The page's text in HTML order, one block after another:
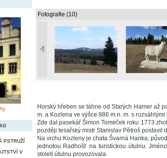
PSTRUŽÍ
V
Fotografie (10)
Horský hřeben se táhne od Starých Hamer až
m. a Kozlena ve výšce 886 m n. m. s
Zde dal pasekář Šimon Tomeček roku 1773
později tesařský mistr Stanislav Pětroš postavil
Na vrchu Kozleny je chata Švarná Hanka,
jednotou Radhošť na turistickou útulnu.
století útulnu provozovala.